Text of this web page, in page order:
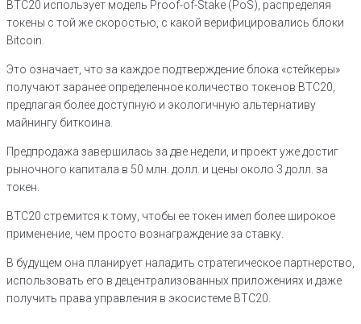
BTC20 использует модель Proof-of-Stake (PoS), распределяя
токены с той же скоростью, с какой верифицировались блоки
Bitcoin.
Это означает, что за каждое подтверждение блока «стейкеры»
получают заранее определенное количество токенов BTC20,
предлагая более доступную и экологичную альтернативу
майнингу биткоина.
Предпродажа завершилась за две недели, и проект уже достиг
рыночного капитала в 50 млн. долл. и цены около 3 долл. за
токен.
BTC20 стремится к тому, чтобы ее токен имел более широкое
применение, чем просто вознаграждение за ставку.
В будущем она планирует наладить стратегическое партнерство,
использовать его в децентрализованных приложениях и даже
получить права управления в экосистеме BTC20.